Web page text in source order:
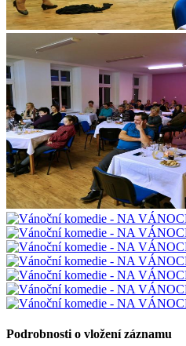
Podrobnosti o vložení záznamu